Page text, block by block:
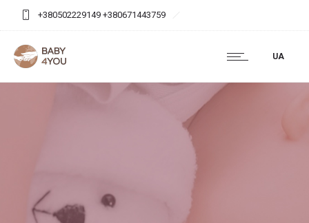
+380502229149 +380671443759
baby4you.agency@gmail.com
UA